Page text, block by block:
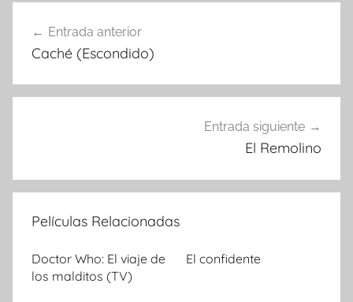
Navegación
de
entradas
Entrada anterior
Caché (Escondido)
Entrada siguiente
El Remolino
Películas Relacionadas
Doctor Who: El viaje de
los malditos (TV)
El confidente